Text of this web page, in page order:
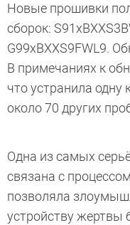
Новые прошивки
сборок:
G99xBXXS9FWL9.
В примечаниях к
что устранила одну
около 70 других
Одна из самых
связана с
позволяла
устройству жертвы